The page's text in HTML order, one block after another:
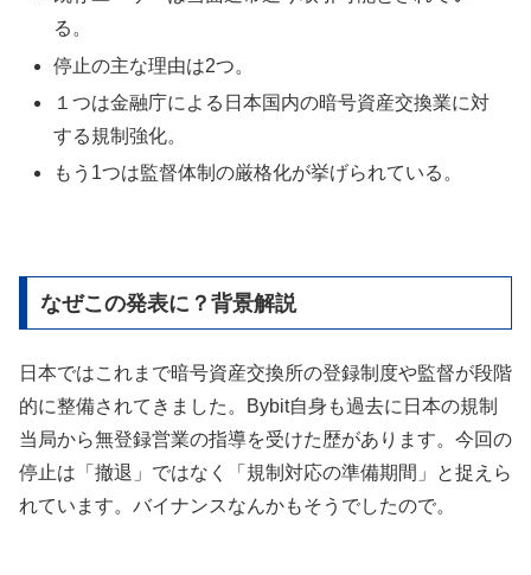
る。
停止の主な理由は2つ。
１つは金融庁による日本国内の暗号資産交換業に対
する規制強化。
もう1つは監督体制の厳格化が挙げられている。
なぜこの発表に？背景解説
日本ではこれまで暗号資産交換所の登録制度や監督が段階
的に整備されてきました。Bybit自身も過去に日本の規制
当局から無登録営業の指導を受けた歴があります。今回の
停止は「撤退」ではなく「規制対応の準備期間」と捉えら
れています。バイナンスなんかもそうでしたので。